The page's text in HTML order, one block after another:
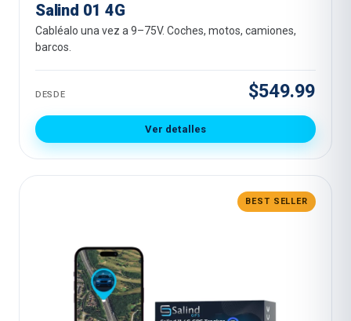
Salind 01 4G
Cabléalo una vez a 9–75V. Coches, motos, camiones,
barcos.
DESDE $549.99
Ver detalles
BEST SELLER